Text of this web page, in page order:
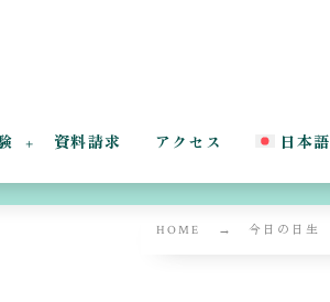
資料請求 アクセス 日本語
HOME 今日の日生